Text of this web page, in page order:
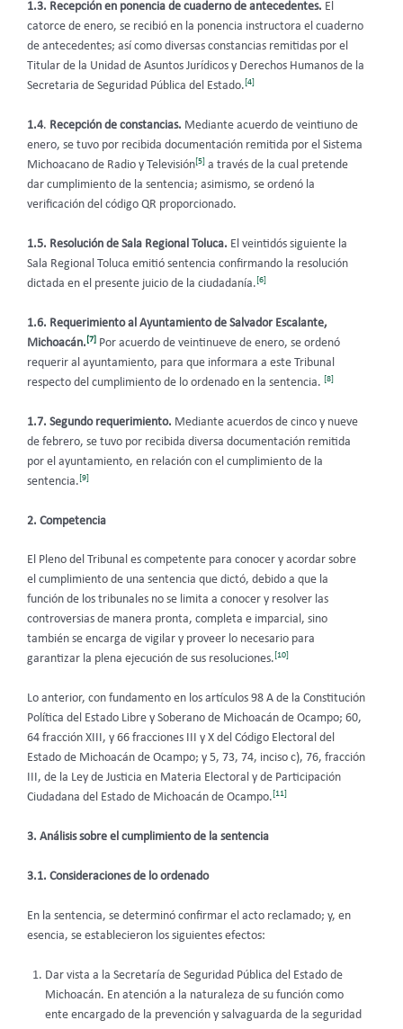
1.3. Recepción en ponencia de cuaderno de antecedentes. El
catorce de enero, se recibió en la ponencia instructora el cuaderno
de antecedentes; así como diversas constancias remitidas por el
Titular de la Unidad de Asuntos Jurídicos y Derechos Humanos de la
Secretaria de Seguridad Pública del Estado.[4]
1.4. Recepción de constancias. Mediante acuerdo de veintiuno de
enero, se tuvo por recibida documentación remitida por el Sistema
Michoacano de Radio y Televisión[5] a través de la cual pretende
dar cumplimiento de la sentencia; asimismo, se ordenó la
verificación del código QR proporcionado.
1.5. Resolución de Sala Regional Toluca. El veintidós siguiente la
Sala Regional Toluca emitió sentencia confirmando la resolución
dictada en el presente juicio de la ciudadanía.[6]
1.6. Requerimiento al Ayuntamiento de Salvador Escalante,
Michoacán. [7] Por acuerdo de veintinueve de enero, se ordenó
requerir al ayuntamiento, para que informara a este Tribunal
respecto del cumplimiento de lo ordenado en la sentencia. [8]
1.7. Segundo requerimiento. Mediante acuerdos de cinco y nueve
de febrero, se tuvo por recibida diversa documentación remitida
por el ayuntamiento, en relación con el cumplimiento de la
sentencia.[9]
2. Competencia
El Pleno del Tribunal es competente para conocer y acordar sobre
el cumplimiento de una sentencia que dictó, debido a que la
función de los tribunales no se limita a conocer y resolver las
controversias de manera pronta, completa e imparcial, sino
también se encarga de vigilar y proveer lo necesario para
garantizar la plena ejecución de sus resoluciones.[10]
Lo anterior, con fundamento en los artículos 98 A de la Constitución
Política del Estado Libre y Soberano de Michoacán de Ocampo; 60,
64 fracción XIII, y 66 fracciones III y X del Código Electoral del
Estado de Michoacán de Ocampo; y 5, 73, 74, inciso c), 76, fracción
III, de la Ley de Justicia en Materia Electoral y de Participación
Ciudadana del Estado de Michoacán de Ocampo.[11]
3. Análisis sobre el cumplimiento de la sentencia
3.1. Consideraciones de lo ordenado
En la sentencia, se determinó confirmar el acto reclamado; y, en
esencia, se establecieron los siguientes efectos:
Dar vista a la Secretaría de Seguridad Pública del Estado de
Michoacán. En atención a la naturaleza de su función como
ente encargado de la prevención y salvaguarda de la seguridad